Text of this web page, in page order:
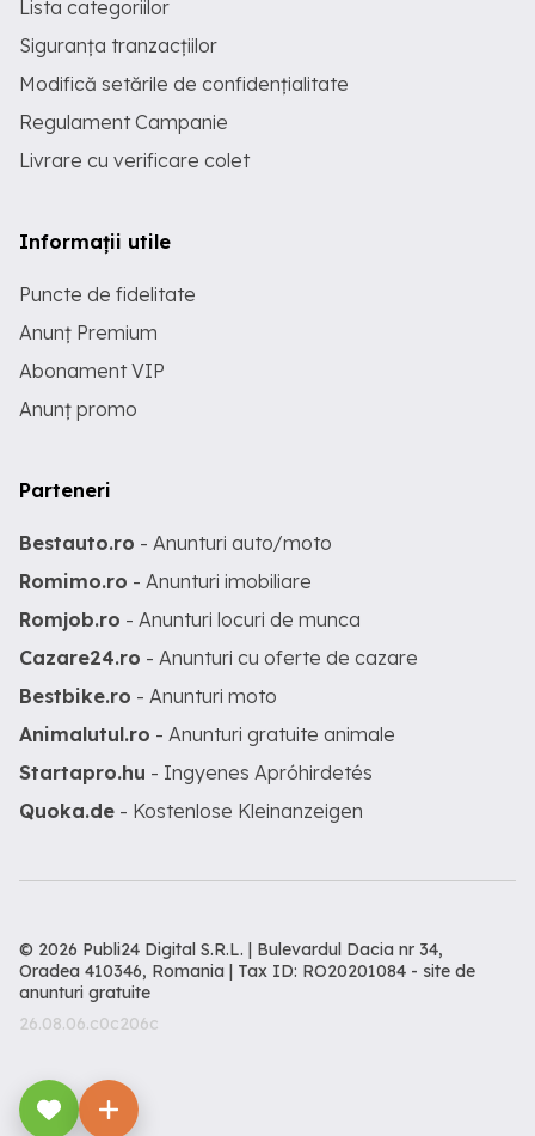
Lista categoriilor
Siguranța tranzacțiilor
Modifică setările de confidențialitate
Regulament Campanie
Livrare cu verificare colet
Informații utile
Puncte de fidelitate
Anunț Premium
Abonament VIP
Anunț promo
Parteneri
Bestauto.ro - Anunturi auto/moto
Romimo.ro - Anunturi imobiliare
Romjob.ro - Anunturi locuri de munca
Cazare24.ro - Anunturi cu oferte de cazare
Bestbike.ro - Anunturi moto
Animalutul.ro - Anunturi gratuite animale
Startapro.hu - Ingyenes Apróhirdetés
Quoka.de - Kostenlose Kleinanzeigen
© 2026 Publi24 Digital S.R.L. | Bulevardul Dacia nr 34,
Oradea 410346, Romania | Tax ID: RO20201084 - site de
anunturi gratuite
26.08.06.c0c206c